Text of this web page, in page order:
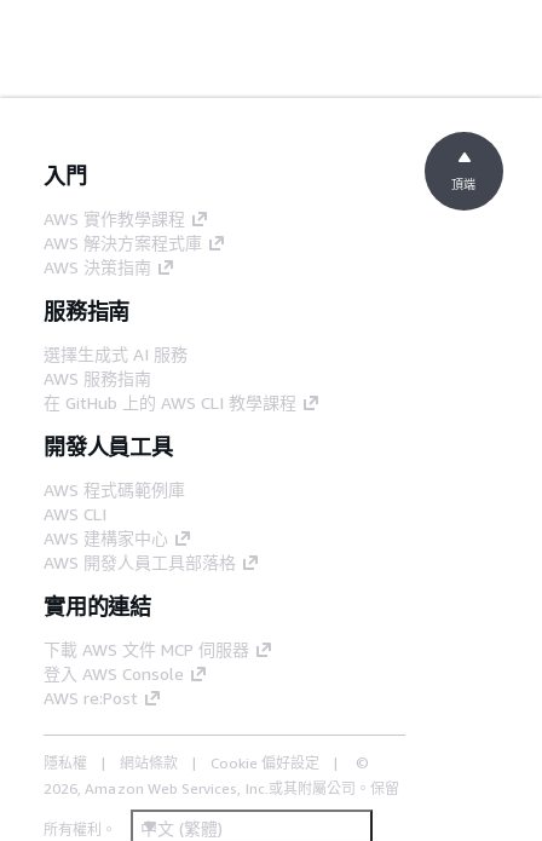
入門
AWS 實作教學課程
AWS 解決方案程式庫
AWS 決策指南
服務指南
選擇生成式 AI 服務
AWS 服務指南
在 GitHub 上的 AWS CLI 教學課程
開發人員工具
AWS 程式碼範例庫
AWS CLI
AWS 建構家中心
AWS 開發人員工具部落格
實用的連結
下載 AWS 文件 MCP 伺服器
登入 AWS Console
AWS re:Post
隱私權 網站條款 Cookie 偏好設定
©
2026, Amazon Web Services, Inc.或其附屬公司。保留
所有權利。 中文 (繁體)
頂端